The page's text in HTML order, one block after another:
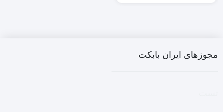
مجوزهای ایران بابکت